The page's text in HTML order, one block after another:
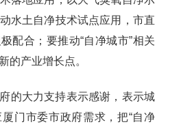
水土自净技术试点应用，市直
配合；要推动“自净城市”相关
的产业增长点。
的大力支持表示感谢，表示城
门市委市政府需求，把“自净